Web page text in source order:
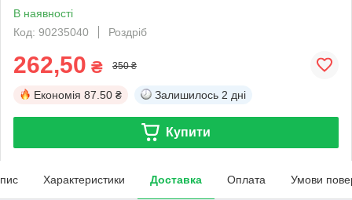
В наявності
Код: 90235040
Роздріб
262,50 ₴ 350 ₴
Економія 87.50 ₴ Залишилось 2 дні
Купити
Характеристики Доставка Оплата Умови